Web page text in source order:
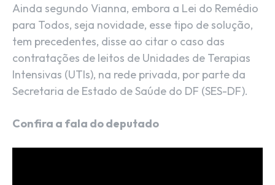
Ainda segundo Vianna, embora a Lei do Remédio
para Todos, seja novidade, esse tipo de solução,
tem precedentes, disse ao citar o caso das
contratações de leitos de Unidades de Terapias
Intensivas (UTIs), na rede privada, por parte da
Secretaria de Estado de Saúde do DF (SES-DF).
Confira a fala do deputado